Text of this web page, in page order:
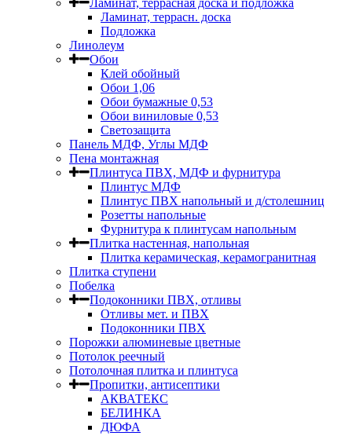
Ламинат, террасная доска и подложка
Ламинат, террасн. доска
Подложка
Линолеум
Обои
Клей обойный
Обои 1,06
Обои бумажные 0,53
Обои виниловые 0,53
Светозащита
Панель МДФ, Углы МДФ
Пена монтажная
Плинтуса ПВХ, МДФ и фурнитура
Плинтус МДФ
Плинтус ПВХ напольный и д/столешниц
Розетты напольные
Фурнитура к плинтусам напольным
Плитка настенная, напольная
Плитка керамическая, керамогранитная
Плитка ступени
Побелка
Подоконники ПВХ, отливы
Отливы мет. и ПВХ
Подоконники ПВХ
Порожки алюминевые цветные
Потолок реечный
Потолочная плитка и плинтуса
Пропитки, антисептики
АКВАТЕКС
БЕЛИНКА
ДЮФА